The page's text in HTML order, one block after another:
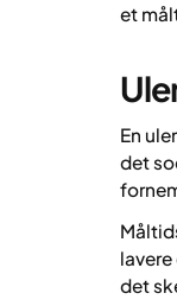
et
En
det
det